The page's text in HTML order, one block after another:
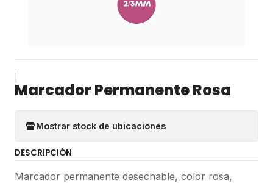
Marcador Permanente Rosa
Mostrar stock de ubicaciones
DESCRIPCIÓN
Marcador permanente desechable, color rosa,